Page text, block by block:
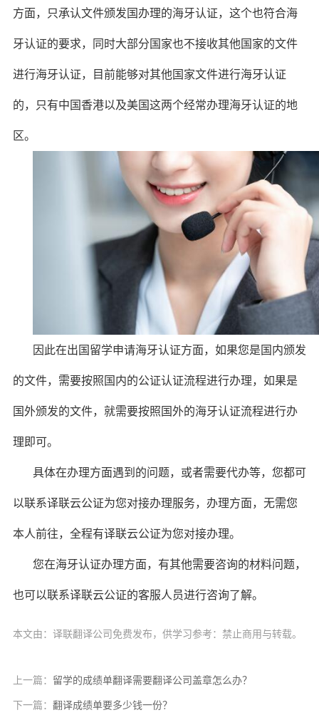
方面，只承认文件颁发国办理的海牙认证，这个也符合海
牙认证的要求，同时大部分国家也不接收其他国家的文件
进行海牙认证，目前能够对其他国家文件进行海牙认证
的，只有中国香港以及美国这两个经常办理海牙认证的地
区。
因此在出国留学申请海牙认证方面，如果您是国内颁发
的文件，需要按照国内的公证认证流程进行办理，如果是
国外颁发的文件，就需要按照国外的海牙认证流程进行办
理即可。
具体在办理方面遇到的问题，或者需要代办等，您都可
以联系译联云公证为您对接办理服务，办理方面，无需您
本人前往，全程有译联云公证为您对接办理。
您在海牙认证办理方面，有其他需要咨询的材料问题，
也可以联系译联云公证的客服人员进行咨询了解。
本文由：译联翻译公司免费发布，供学习参考：禁止商用与转载。
上一篇： 留学的成绩单翻译需要翻译公司盖章怎么办？
下一篇： 翻译成绩单要多少钱一份？